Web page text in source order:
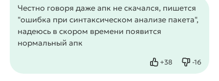
Честно говоря даже апк не скачался, пишется
"ошибка при синтаксическом анализе пакета",
надеюсь в скором времени появится
нормальный апк
+38
Нравится -16
Не